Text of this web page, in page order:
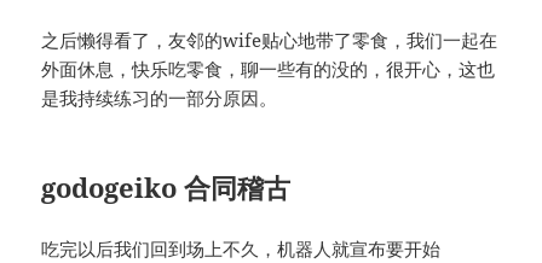
之后懒得看了，友邻的wife贴心地带了零食，我们一起在
外面休息，快乐吃零食，聊一些有的没的，很开心，这也
是我持续练习的一部分原因。
godogeiko 合同稽古
吃完以后我们回到场上不久，机器人就宣布要开始